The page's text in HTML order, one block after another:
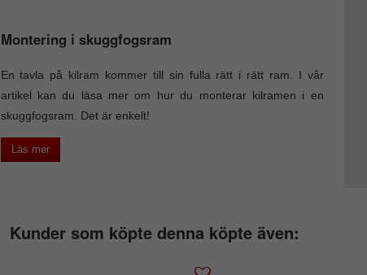
Montering i skuggfogsram
En tavla på kilram kommer till sin fulla rätt i rätt ram. I vår
artikel kan du läsa mer om hur du monterar kilramen i en
skuggfogsram. Det är enkelt!
Läs mer
Kunder som köpte denna köpte även: